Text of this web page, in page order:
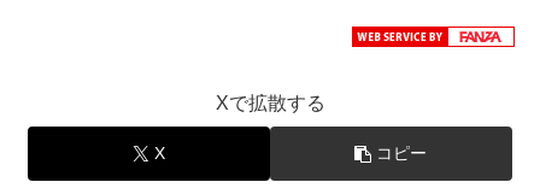
Xで拡散する
X コピー